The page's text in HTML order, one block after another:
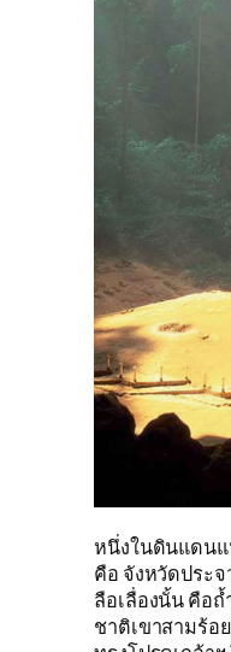
หนึ่งในดินแดนแ
คือ จังหวัดประ
ลือเลื่องนั้น คือ
ชาติเขาสามร้อ